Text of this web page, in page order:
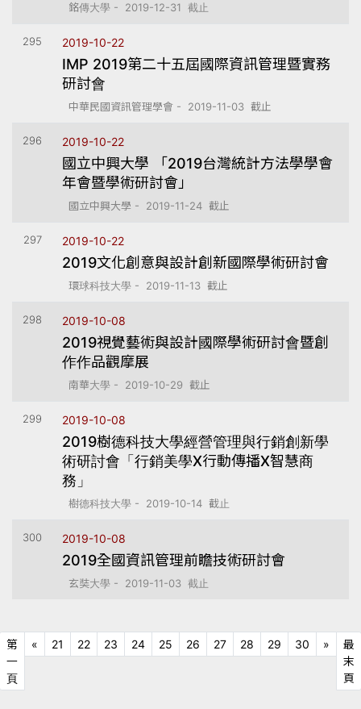
銘傳大學 - 2019-12-31 截止
295 2019-10-22
IMP 2019第二十五屆國際資訊管理暨實務
研討會
中華民國資訊管理學會 - 2019-11-03 截止
296 2019-10-22
國立中興大學 「2019台灣統計方法學學會
年會暨學術研討會」
國立中興大學 - 2019-11-24 截止
297 2019-10-22
2019文化創意與設計創新國際學術研討會
環球科技大學 - 2019-11-13 截止
298 2019-10-08
2019視覺藝術與設計國際學術研討會暨創
作作品觀摩展
南華大學 - 2019-10-29 截止
299 2019-10-08
2019樹德科技大學經營管理與行銷創新學
術研討會「行銷美學X行動傳播X智慧商
務」
樹德科技大學 - 2019-10-14 截止
300 2019-10-08
2019全國資訊管理前瞻技術研討會
玄奘大學 - 2019-11-03 截止
第
一
頁第一頁
« 上十頁
21 22 23 24 25 26 27 28 29 30 » 下十
最
末
頁